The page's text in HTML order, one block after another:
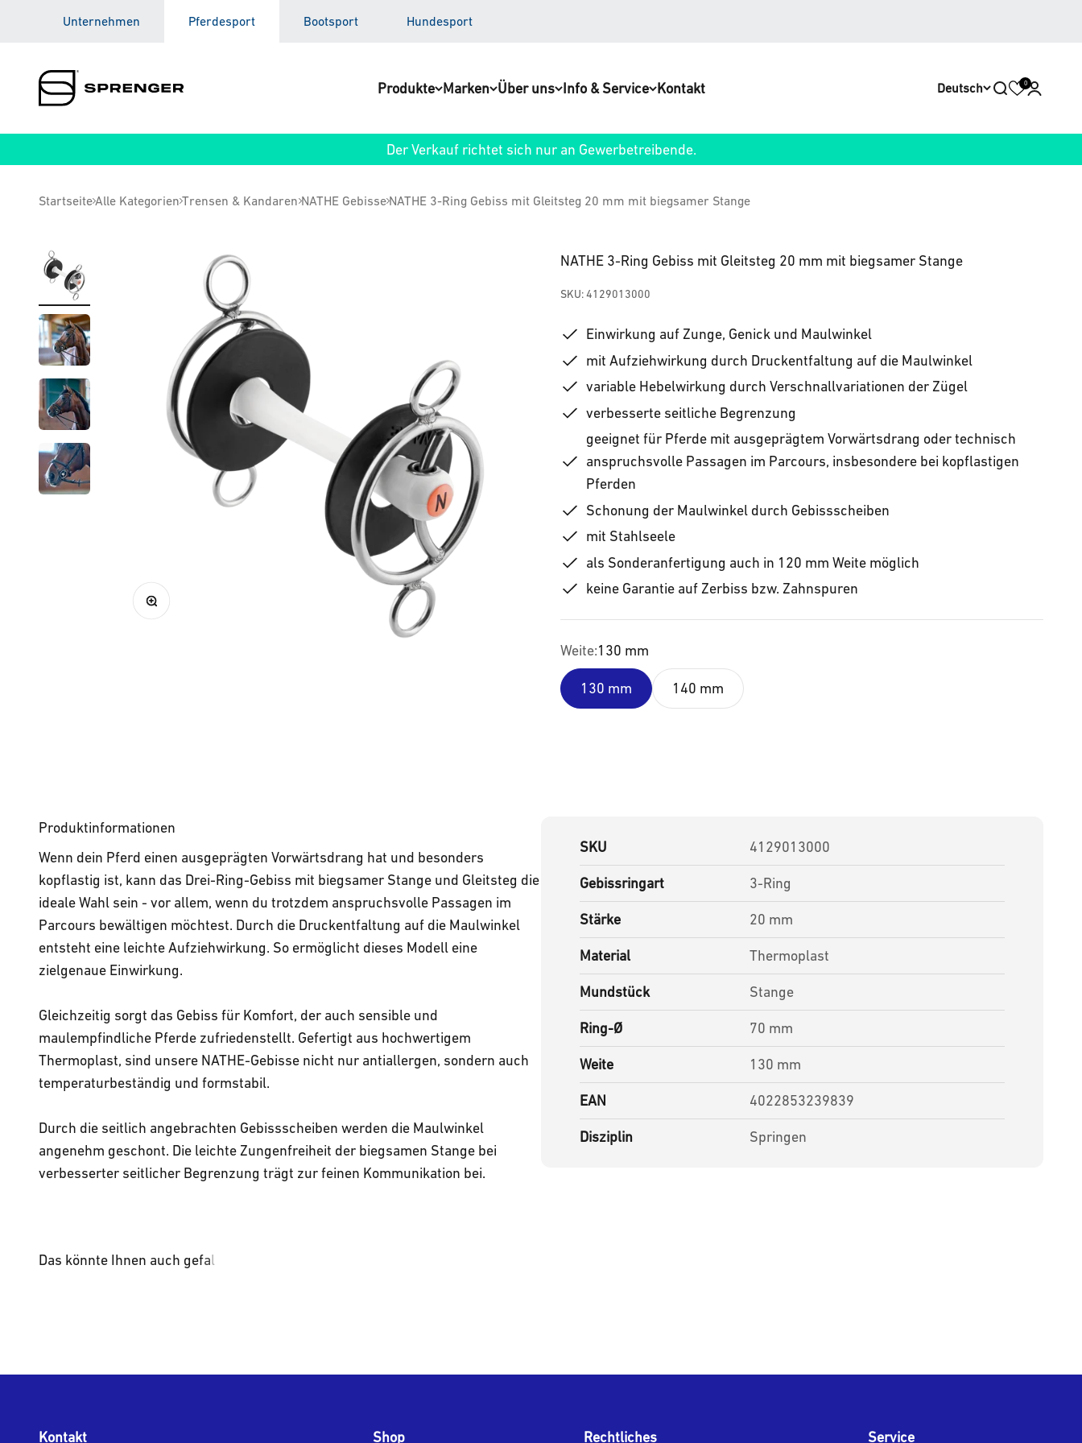
Unternehmen Pferdesport Bootsport Hundesport
Produkte Marken Über uns Info & Service Kontakt
Sprenger Pferdesport Deutsch Suche öffnen
0
Der Verkauf richtet sich nur an Gewerbetreibende.
StartseiteAlle KategorienTrensen & Kandaren NATHE GebisseNATHE 3-Ring Gebiss mit Gleitsteg 20 mm mit biegsamer Stange
Bild vergrößern
NATHE 3-Ring Gebiss mit Gleitsteg 20 mm mit biegsamer Stange
SKU: 4129013000
Einwirkung auf Zunge, Genick und Maulwinkel
mit Aufziehwirkung durch Druckentfaltung auf die Maulwinkel
variable Hebelwirkung durch Verschnallvariationen der Zügel
verbesserte seitliche Begrenzung
geeignet für Pferde mit ausgeprägtem Vorwärtsdrang oder technisch
anspruchsvolle Passagen im Parcours, insbesondere bei kopflastigen
Pferden
Schonung der Maulwinkel durch Gebissscheiben
mit Stahlseele
als Sonderanfertigung auch in 120 mm Weite möglich
keine Garantie auf Zerbiss bzw. Zahnspuren
Weite:130 mm
130 mm 140 mm
Produktinformationen
Wenn dein Pferd einen ausgeprägten Vorwärtsdrang hat und besonders
kopflastig ist, kann das Drei-Ring-Gebiss mit biegsamer Stange und Gleitsteg die
ideale Wahl sein - vor allem, wenn du trotzdem anspruchsvolle Passagen im
Parcours bewältigen möchtest. Durch die Druckentfaltung auf die Maulwinkel
entsteht eine leichte Aufziehwirkung. So ermöglicht dieses Modell eine
zielgenaue Einwirkung.
Gleichzeitig sorgt das Gebiss für Komfort, der auch sensible und
maulempfindliche Pferde zufriedenstellt. Gefertigt aus hochwertigem
Thermoplast, sind unsere NATHE-Gebisse nicht nur antiallergen, sondern auch
temperaturbeständig und formstabil.
Durch die seitlich angebrachten Gebissscheiben werden die Maulwinkel
angenehm geschont. Die leichte Zungenfreiheit der biegsamen Stange bei
verbesserter seitlicher Begrenzung trägt zur feinen Kommunikation bei.
SKU 4129013000
Gebissringart 3-Ring
Stärke 20 mm
Material Thermoplast
Mundstück Stange
Ring-Ø 70 mm
Weite 130 mm
EAN 4022853239839
Disziplin Springen
Kontakt Shop Rechtliches Service